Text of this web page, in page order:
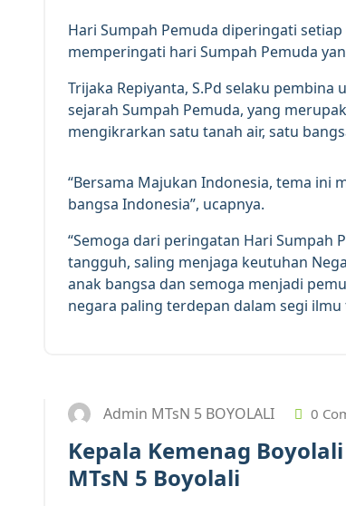
Hari Sumpah Pemuda diperingati
memperingati hari Sumpah Pemuda
Trijaka Repiyanta, S.Pd selaku
sejarah Sumpah Pemuda, yang
mengikrarkan satu tanah air, satu
“Bersama Majukan Indonesia, tema ini
bangsa Indonesia”, ucapnya.
“Semoga dari peringatan Hari Sumpah
tangguh, saling menjaga keutuhan
anak bangsa dan semoga menjadi
negara paling terdepan dalam segi
Admin MTsN 5 BOYOLALI 0
Kepala Kemenag
MTsN 5 Boyolali